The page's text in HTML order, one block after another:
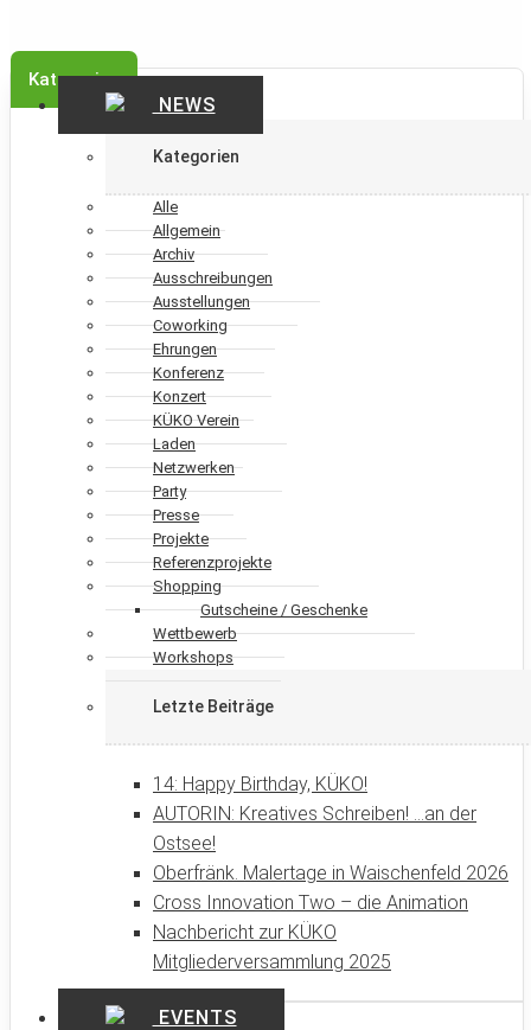
Kategorien
NEWS
Kategorien
Alle
Allgemein
Archiv
Ausschreibungen
Ausstellungen
Coworking
Ehrungen
Konferenz
Konzert
KÜKO Verein
Laden
Netzwerken
Party
Presse
Projekte
Referenzprojekte
Shopping
Gutscheine / Geschenke
Wettbewerb
Workshops
Letzte Beiträge
14: Happy Birthday, KÜKO!
AUTORIN: Kreatives Schreiben! …an der
Ostsee!
Oberfränk. Malertage in Waischenfeld 2026
Cross Innovation Two – die Animation
Nachbericht zur KÜKO
Mitgliederversammlung 2025
EVENTS